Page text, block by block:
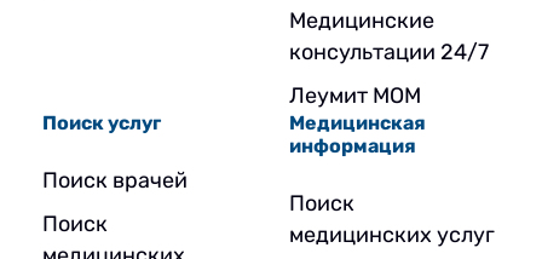
Медицинские
консультации 24/7
Леумит МОМ
Поиск услуг
Поиск врачей
Поиск
Медицинская
информация
Поиск
медицинских услуг